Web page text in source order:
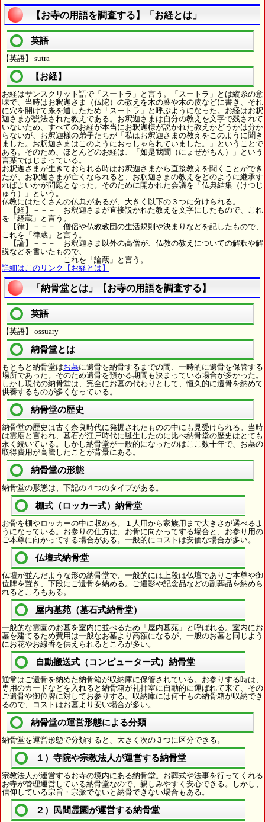
【お寺の用語を調査する】「お経とは」
英語
【英語】 sutra
【お経】
お経はサンスクリット語で「スートラ」と言う。「スートラ」とは縦糸の意
味で、当時はお釈迦さま（仏陀）の教えを木の葉や木の皮などに書き、それ
に穴を開けて糸を通したため「スートラ」と呼ぶようになった。お経はお釈
迦さまが説法された教えである。お釈迦さまは自分の教えを文字で残されて
いないため、すべてのお経が本当にお釈迦様が説かれた教えかどうかは分か
らないが、お釈迦様の弟子たちが「私はお釈迦さまの教えをこのように聞き
ました。お釈迦さまはこのようにおっしゃられていました。」ということで
ある。そのため、ほとんどのお経は、「如是我聞（にょぜがもん）」という
言葉ではじまっている。
お釈迦さまが生きておられる時はお釈迦さまから直接教えを聞くことができ
たが、お釈迦さまが亡くなられると、お釈迦さまの教えをどのように継承す
ればよいかが問題となった。そのために開かれた会議を「仏典結集（けつじ
ゅう）」という。
仏教にはたくさんの仏典があるが、大きく以下の３つに分けられる。
【経】－－－ お釈迦さまが直接説かれた教えを文字にしたもので、これ
を「経蔵」と言う。
【律】－－－ 僧侶や仏教教団の生活規則や決まりなどを記したもので、
これを「律蔵」と言う。
【論】－－－ お釈迦さま以外の高僧が、仏教の教えについての解釈や解
説などを書いたもので、
これを「論蔵」と言う。
詳細はこのリンク【お経とは】
「納骨堂とは」【お寺の用語を調査する】
英語
【英語】 ossuary
納骨堂とは
もともと納骨堂はお墓に遺骨を納骨するまでの間、一時的に遺骨を保管する
場所であった。そのため遺骨を預かる期間も決まっている場合が多かった。
しかし現代の納骨堂は、完全にお墓の代わりとして、恒久的に遺骨を納めて
供養するものが多くなっている。
納骨堂の歴史
納骨堂の歴史は古く奈良時代に発掘されたものの中にも見受けられる。当時
は霊廟と言われ、墓石が江戸時代に誕生したのに比べ納骨堂の歴史はとても
永く続いている。しかし納骨堂が一般的になったのはここ数十年で、お墓の
取得費用が高騰したことが背景にある。
納骨堂の形態
納骨堂の形態は、下記の４つのタイプがある。
棚式（ロッカー式）納骨堂
お骨を棚やロッカーの中に収める。１人用から家族用まで大きさが選べるよ
うになっている。お参りの仕方は、お骨に向かってする場合と、お参り用の
ご本尊に向かってする場合がある。一般的にコストは安価な場合が多い。
仏壇式納骨堂
仏壇が並んだような形の納骨堂で、一般的には上段は仏壇でありご本尊や御
位牌を置き、下段にご遺骨を納める。ご遺影や記念品などの副葬品を納めら
れるところもある。
屋内墓苑（墓石式納骨堂）
一般的な霊園のお墓を室内に並べるため「屋内墓苑」と呼ばれる。室内にお
墓を建てるため費用は一般なお墓より高額になるが、一般のお墓と同じよう
にお花やお線香を供えられるところが多い。
自動搬送式（コンピューター式）納骨堂
通常はご遺骨を納めた納骨箱が収納庫に保管されている。お参りする時は、
専用のカードなどを入れると納骨箱が礼拝室に自動的に運ばれて来て、その
ご遺骨や御位牌に対してお参りする。収納庫には何千もの納骨箱が収納でき
るので、コストはお墓より安い場合が多い。
納骨堂の運営形態による分類
納骨堂を運営形態で分類すると、大きく次の３つに区分できる。
１）寺院や宗教法人が運営する納骨堂
宗教法人が運営するお寺の境内にある納骨堂。お葬式や法事を行ってくれる
お寺が管理運営している納骨堂なので、親しみやすく安心できる。しかし、
信仰している宗旨・宗派でないと納骨できない場合もある。
２）民間霊園が運営する納骨堂